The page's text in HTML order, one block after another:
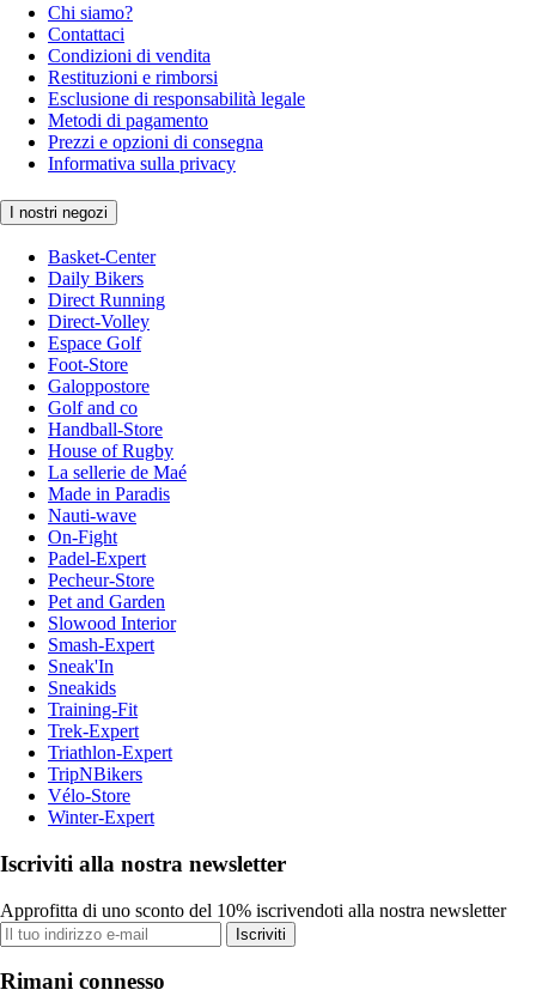
Chi siamo?
Contattaci
Condizioni di vendita
Restituzioni e rimborsi
Esclusione di responsabilità legale
Metodi di pagamento
Prezzi e opzioni di consegna
Informativa sulla privacy
I nostri negozi
Basket-Center
Daily Bikers
Direct Running
Direct-Volley
Espace Golf
Foot-Store
Galoppostore
Golf and co
Handball-Store
House of Rugby
La sellerie de Maé
Made in Paradis
Nauti-wave
On-Fight
Padel-Expert
Pecheur-Store
Pet and Garden
Slowood Interior
Smash-Expert
Sneak'In
Sneakids
Training-Fit
Trek-Expert
Triathlon-Expert
TripNBikers
Vélo-Store
Winter-Expert
Iscriviti alla nostra newsletter
Approfitta di uno sconto del 10% iscrivendoti alla nostra newsletter
Iscriviti
Rimani connesso